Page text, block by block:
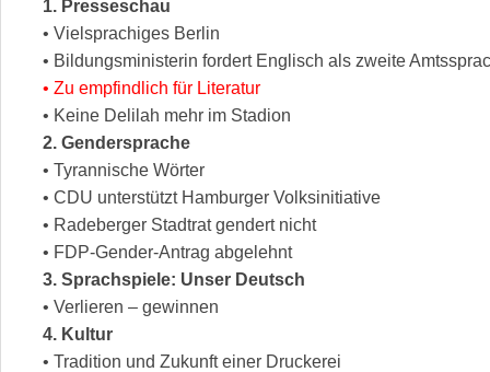
1. Presseschau
• Vielsprachiges Berlin
• Bildungsministerin fordert Englisch als zweite
• Zu empfindlich für Literatur
• Keine Delilah mehr im Stadion
2. Gendersprache
• Tyrannische Wörter
• CDU unterstützt Hamburger Volksinitiative
• Radeberger Stadtrat gendert nicht
• FDP-Gender-Antrag abgelehnt
3. Sprachspiele: Unser Deutsch
• Verlieren – gewinnen
4. Kultur
• Tradition und Zukunft einer Druckerei